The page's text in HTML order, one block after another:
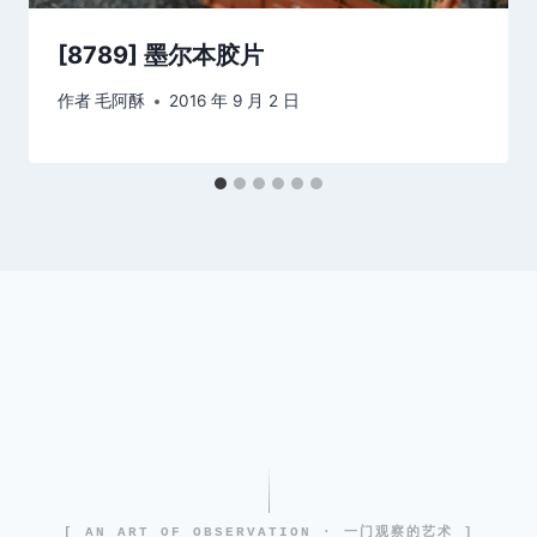
[8789] 墨尔本胶片
作者毛阿酥 2016 年 9 月 2 日
[ AN ART OF OBSERVATION · 一门观察的艺术 ]